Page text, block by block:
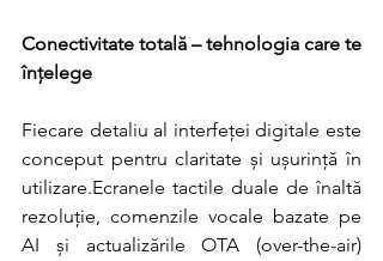
Conectivitate totală – tehnologia care te
înțelege
Fiecare detaliu al interfeței digitale este
conceput pentru claritate și ușurință în
utilizare.Ecranele tactile duale de înaltă
rezoluție, comenzile vocale bazate pe
AI și actualizările OTA (over-the-air)